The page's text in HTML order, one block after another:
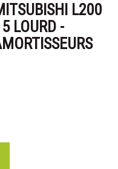
L200
LOURD -